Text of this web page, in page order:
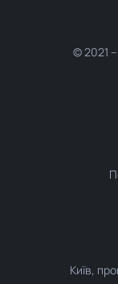
© 2021 –
Київ,